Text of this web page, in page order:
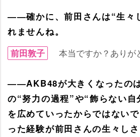
――確かに、前田さんは“生々
れませんね。
前田敦子
本当ですか？ありが
――AKB48が大きくなったの
の“努力の過程”や“飾らない
を広めていったからではない
った経験が前田さんの生々し